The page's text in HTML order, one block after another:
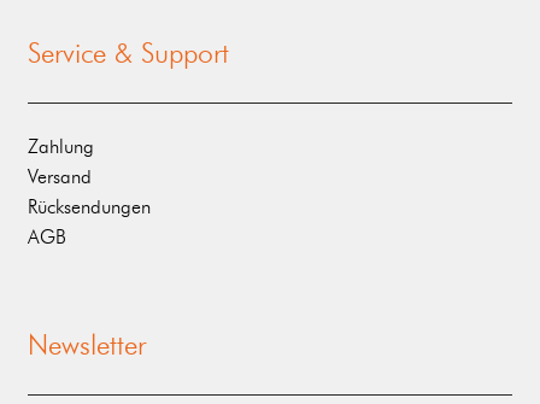
Service & Support
Zahlung
Versand
Rücksendungen
AGB
Newsletter